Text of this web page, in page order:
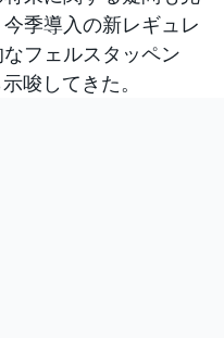
季導入の新レギュレ
フェルスタッペン
唆してきた。